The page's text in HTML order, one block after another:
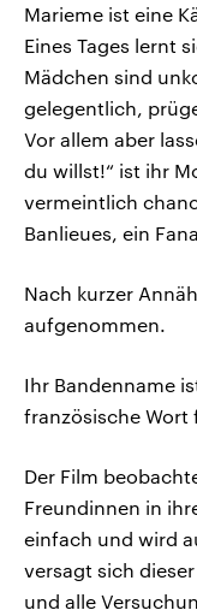
Marieme ist eine
Eines Tages lernt
Mädchen sind
gelegentlich,
Vor allem aber
du willst!“ ist ihr
vermeintlich
Banlieues, ein
Nach kurzer
aufgenommen.
Ihr Bandenname
französische Wort
Der Film
Freundinnen in
einfach und wird
versagt sich
und alle